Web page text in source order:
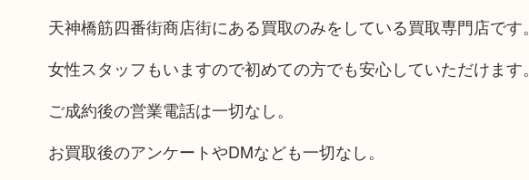
天神橋筋四番街商店街にある買取のみをしている買取専門店です。
女性スタッフもいますので初めての方でも安心していただけます。
ご成約後の営業電話は一切なし。
お買取後のアンケートやDMなども一切なし。